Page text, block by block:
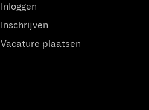
Inloggen
Inschrijven
Vacature plaatsen